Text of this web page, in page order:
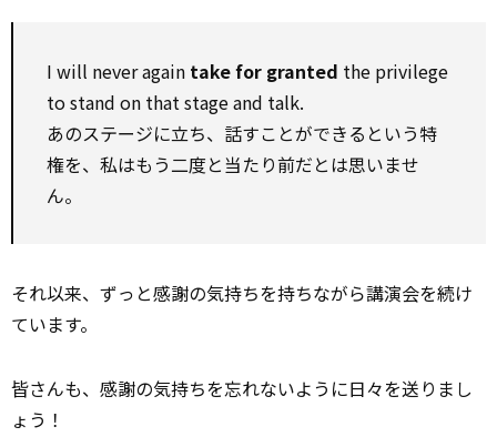
I will never again take for granted the privilege
to stand on that stage and talk.
あのステージに立ち、話すことができるという特
権を、私はもう二度と当たり前だとは思いませ
ん。
それ以来、ずっと感謝の気持ちを持ちながら講演会を続け
ています。
皆さんも、感謝の気持ちを忘れないように日々を送りまし
ょう！